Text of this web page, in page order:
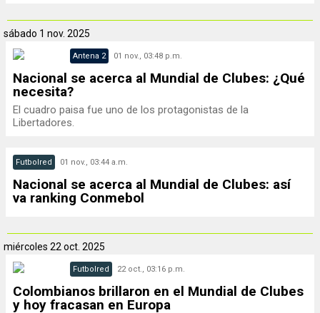
sábado 1 nov. 2025
Antena 2 01 nov., 03:48 p.m.
Nacional se acerca al Mundial de Clubes: ¿Qué
necesita?
El cuadro paisa fue uno de los protagonistas de la
Libertadores.
Futbolred 01 nov., 03:44 a.m.
Nacional se acerca al Mundial de Clubes: así
va ranking Conmebol
miércoles 22 oct. 2025
Futbolred 22 oct., 03:16 p.m.
Colombianos brillaron en el Mundial de Clubes
y hoy fracasan en Europa